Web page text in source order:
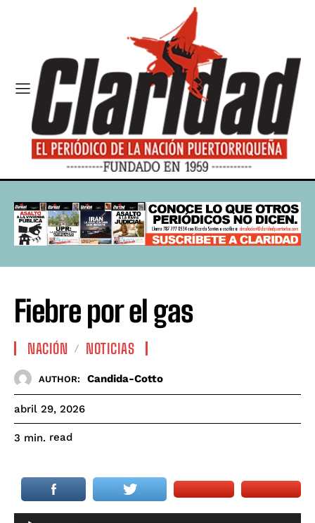
Fiebre por el gas
NACIÓN NOTICIAS
AUTHOR: Candida-Cotto
abril 29, 2026
3 min. read